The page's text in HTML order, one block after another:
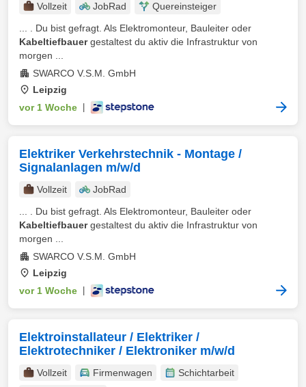
Vollzeit JobRad
Quereinsteiger
... . Du bist gefragt. Als Elektromonteur, Bauleiter oder
Kabeltiefbauergestaltest du aktiv die Infrastruktur von
morgen ...
SWARCO V.S.M. GmbH
Leipzig
vor 1 Woche
Elektriker Verkehrstechnik - Montage /
Signalanlagen m/w/d
Vollzeit
JobRad
... . Du bist gefragt. Als Elektromonteur, Bauleiter oder
Kabeltiefbauergestaltest du aktiv die Infrastruktur von
morgen ...
SWARCO V.S.M. GmbH
Leipzig
vor 1 Woche
Elektroinstallateur / Elektriker /
Elektrotechniker / Elektroniker m/w/d
Vollzeit Firmenwagen
Schichtarbeit